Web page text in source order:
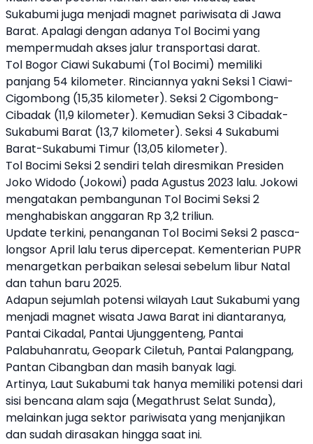
Sukabumi juga menjadi magnet pariwisata di Jawa
Barat. Apalagi dengan adanya Tol Bocimi yang
mempermudah akses jalur transportasi darat.
Tol Bogor Ciawi Sukabumi (Tol Bocimi) memiliki
panjang 54 kilometer. Rinciannya yakni Seksi 1 Ciawi-
Cigombong (15,35 kilometer). Seksi 2 Cigombong-
Cibadak (11,9 kilometer). Kemudian Seksi 3 Cibadak-
Sukabumi Barat (13,7 kilometer). Seksi 4 Sukabumi
Barat-Sukabumi Timur (13,05 kilometer).
Tol Bocimi Seksi 2 sendiri telah diresmikan Presiden
Joko Widodo (Jokowi) pada Agustus 2023 lalu. Jokowi
mengatakan pembangunan Tol Bocimi Seksi 2
menghabiskan anggaran Rp 3,2 triliun.
Update terkini, penanganan Tol Bocimi Seksi 2 pasca-
longsor April lalu terus dipercepat. Kementerian PUPR
menargetkan perbaikan selesai sebelum libur Natal
dan tahun baru 2025.
Adapun sejumlah potensi wilayah Laut Sukabumi yang
menjadi magnet wisata Jawa Barat ini diantaranya,
Pantai Cikadal, Pantai Ujunggenteng, Pantai
Palabuhanratu, Geopark Ciletuh, Pantai Palangpang,
Pantan Cibangban dan masih banyak lagi.
Artinya, Laut Sukabumi tak hanya memiliki potensi dari
sisi bencana alam saja (Megathrust Selat Sunda),
melainkan juga sektor pariwisata yang menjanjikan
dan sudah dirasakan hingga saat ini.